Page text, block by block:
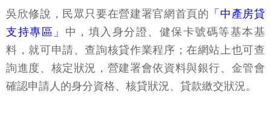
吳欣修說，民眾只要在營建署官網首頁的 「中產房貸
支持專區」 中，填入身分證、健保卡號碼等基本基
料，就可申請、查詢核貸作業程序；在網站上也可查
詢進度、核定狀況，營建署會依資料與銀行、金管會
確認申請人的身分資格、核貸狀況、貸款繳交狀況。